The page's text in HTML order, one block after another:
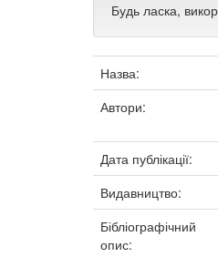
Будь ласка,
Назва:
Автори:
Дата публікації:
Видавництво:
Бібліографічний
опис: